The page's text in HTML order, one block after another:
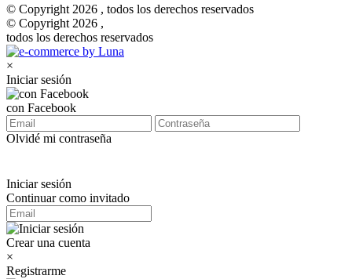
© Copyright 2026 , todos los derechos reservados
© Copyright 2026 ,
todos los derechos reservados
×
Iniciar sesión
con Facebook
Olvidé mi contraseña
Iniciar sesión
Continuar como invitado
Crear una cuenta
×
Registrarme